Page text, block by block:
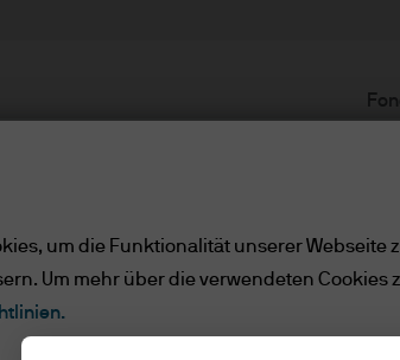
qualifizierte Anlege
um die Funktionalität unserer Webseite
Um mehr über die verwendeten Cookies